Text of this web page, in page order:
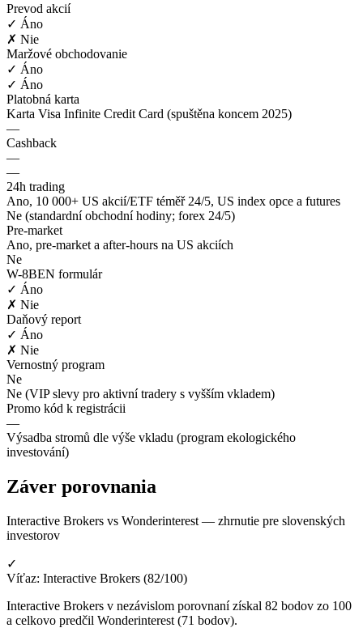
Prevod akcií
✓ Áno
✗ Nie
Maržové obchodovanie
✓ Áno
✓ Áno
Platobná karta
Karta Visa Infinite Credit Card (spuštěna koncem 2025)
—
Cashback
—
—
24h trading
Ano, 10 000+ US akcií/ETF téměř 24/5, US index opce a futures
Ne (standardní obchodní hodiny; forex 24/5)
Pre-market
Ano, pre-market a after-hours na US akciích
Ne
W-8BEN formulár
✓ Áno
✗ Nie
Daňový report
✓ Áno
✗ Nie
Vernostný program
Ne
Ne (VIP slevy pro aktivní tradery s vyšším vkladem)
Promo kód k registrácii
—
Výsadba stromů dle výše vkladu (program ekologického
investování)
Záver porovnania
Interactive Brokers vs Wonderinterest — zhrnutie pre slovenských
investorov
✓
Víťaz: Interactive Brokers (82/100)
Interactive Brokers v nezávislom porovnaní získal 82 bodov zo 100
a celkovo predčil Wonderinterest (71 bodov).